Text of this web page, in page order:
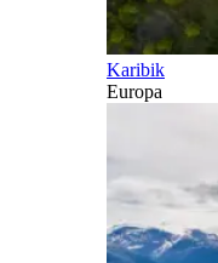
Karibik
Europa